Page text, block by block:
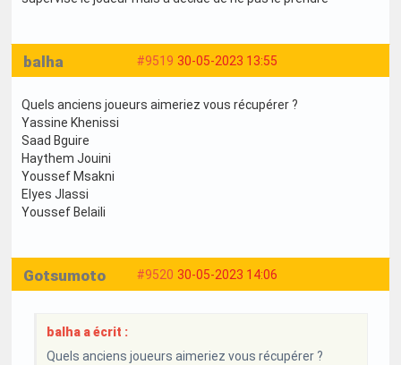
#9519 30-05-2023 13:55
balha
Quels anciens joueurs aimeriez vous récupérer ?
Yassine Khenissi
Saad Bguire
Haythem Jouini
Youssef Msakni
Elyes Jlassi
Youssef Belaili
#9520 30-05-2023 14:06
Gotsumoto
balha a écrit :
Quels anciens joueurs aimeriez vous récupérer ?